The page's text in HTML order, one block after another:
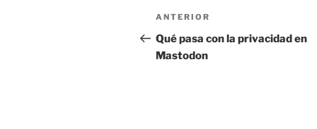
Navegación
de
entradas
Entrada
anterior:
ANTERIOR
Qué pasa con la privacidad en
Mastodon